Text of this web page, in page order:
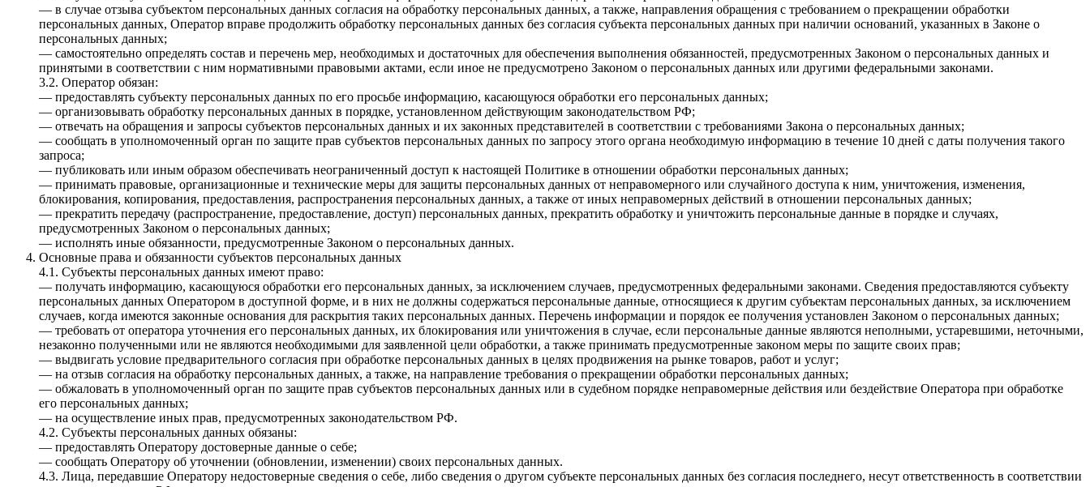
— в случае отзыва субъектом персональных данных согласия на обработку персональных данных, а также, направления обращения с требованием о прекращении обработки
персональных данных, Оператор вправе продолжить обработку персональных данных без согласия субъекта персональных данных при наличии оснований, указанных в Законе о
персональных данных;
— самостоятельно определять состав и перечень мер, необходимых и достаточных для обеспечения выполнения обязанностей, предусмотренных Законом о персональных данных и
принятыми в соответствии с ним нормативными правовыми актами, если иное не предусмотрено Законом о персональных данных или другими федеральными законами.
3.2. Оператор обязан:
— предоставлять субъекту персональных данных по его просьбе информацию, касающуюся обработки его персональных данных;
— организовывать обработку персональных данных в порядке, установленном действующим законодательством РФ;
— отвечать на обращения и запросы субъектов персональных данных и их законных представителей в соответствии с требованиями Закона о персональных данных;
— сообщать в уполномоченный орган по защите прав субъектов персональных данных по запросу этого органа необходимую информацию в течение 10 дней с даты получения такого
запроса;
— публиковать или иным образом обеспечивать неограниченный доступ к настоящей Политике в отношении обработки персональных данных;
— принимать правовые, организационные и технические меры для защиты персональных данных от неправомерного или случайного доступа к ним, уничтожения, изменения,
блокирования, копирования, предоставления, распространения персональных данных, а также от иных неправомерных действий в отношении персональных данных;
— прекратить передачу (распространение, предоставление, доступ) персональных данных, прекратить обработку и уничтожить персональные данные в порядке и случаях,
предусмотренных Законом о персональных данных;
— исполнять иные обязанности, предусмотренные Законом о персональных данных.
Основные права и обязанности субъектов персональных данных
4.1. Субъекты персональных данных имеют право:
— получать информацию, касающуюся обработки его персональных данных, за исключением случаев, предусмотренных федеральными законами. Сведения предоставляются субъекту
персональных данных Оператором в доступной форме, и в них не должны содержаться персональные данные, относящиеся к другим субъектам персональных данных, за исключением
случаев, когда имеются законные основания для раскрытия таких персональных данных. Перечень информации и порядок ее получения установлен Законом о персональных данных;
— требовать от оператора уточнения его персональных данных, их блокирования или уничтожения в случае, если персональные данные являются неполными, устаревшими, неточными,
незаконно полученными или не являются необходимыми для заявленной цели обработки, а также принимать предусмотренные законом меры по защите своих прав;
— выдвигать условие предварительного согласия при обработке персональных данных в целях продвижения на рынке товаров, работ и услуг;
— на отзыв согласия на обработку персональных данных, а также, на направление требования о прекращении обработки персональных данных;
— обжаловать в уполномоченный орган по защите прав субъектов персональных данных или в судебном порядке неправомерные действия или бездействие Оператора при обработке
его персональных данных;
— на осуществление иных прав, предусмотренных законодательством РФ.
4.2. Субъекты персональных данных обязаны:
— предоставлять Оператору достоверные данные о себе;
— сообщать Оператору об уточнении (обновлении, изменении) своих персональных данных.
4.3. Лица, передавшие Оператору недостоверные сведения о себе, либо сведения о другом субъекте персональных данных без согласия последнего, несут ответственность в соответствии